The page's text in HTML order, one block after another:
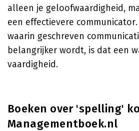
alleen je geloofwaardigheid,
een effectievere
waarin geschreven
belangrijker wordt, is dat een
vaardigheid.
Boeken over 'spelling'
Managementboek.nl